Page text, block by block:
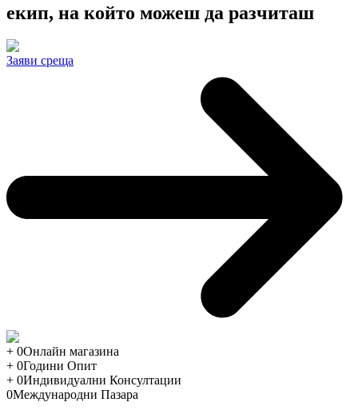
екип, на който можеш да разчиташ
Заяви среща
+ 0Онлайн магазина
+ 0Години Опит
+ 0Индивидуални Консултации
0Международни Пазара